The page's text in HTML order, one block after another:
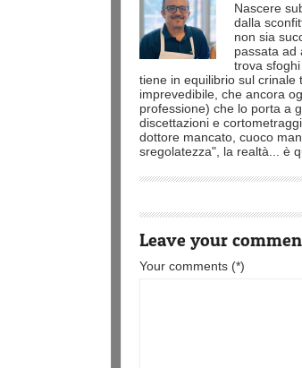
Nascere
dalla
non sia
passata ad
trova
tiene in equilibrio sul crinale
imprevedibile, che ancora
professione) che lo porta a
discettazioni e
dottore mancato, cuoco
sregolatezza", la realtà... è
Leave your
Your comments (*)